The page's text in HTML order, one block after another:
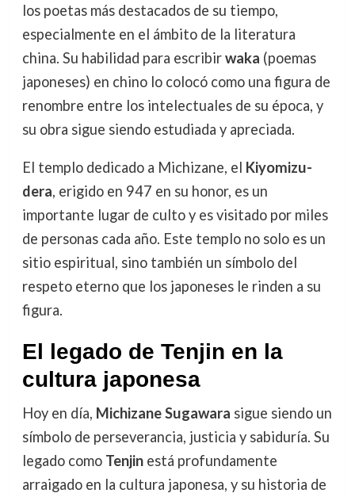
los poetas más destacados de su tiempo,
especialmente en el ámbito de la literatura
china. Su habilidad para escribirwaka (poemas
japoneses) en chino lo colocó como una figura de
renombre entre los intelectuales de su época, y
su obra sigue siendo estudiada y apreciada.
El templo dedicado a Michizane, el Kiyomizu-
dera, erigido en 947 en su honor, es un
importante lugar de culto y es visitado por miles
de personas cada año. Este templo no solo es un
sitio espiritual, sino también un símbolo del
respeto eterno que los japoneses le rinden a su
figura.
El legado de Tenjin en la
cultura japonesa
Hoy en día, Michizane Sugawara sigue siendo un
símbolo de perseverancia, justicia y sabiduría. Su
legado como Tenjinestá profundamente
arraigado en la cultura japonesa, y su historia de